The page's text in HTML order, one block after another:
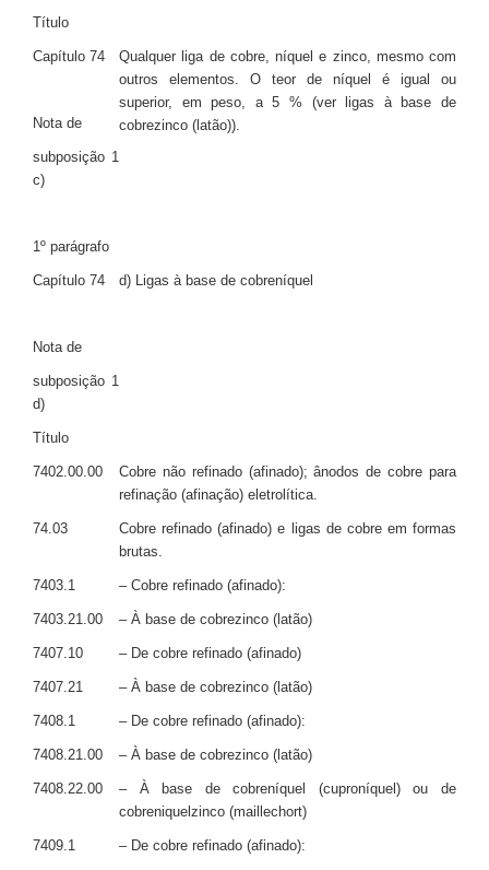
Título
Capítulo 74
Nota de
subposição 1
c)
1º parágrafo
Qualquer liga de cobre, níquel e zinco, mesmo com
outros elementos. O teor de níquel é igual ou
superior, em peso, a 5 % (ver ligas à base de
cobrezinco (latão)).
Capítulo 74
Nota de
subposição 1
d)
Título
d) Ligas à base de cobreníquel
7402.00.00
Cobre não refinado (afinado); ânodos de cobre para
refinação (afinação) eletrolítica.
74.03
Cobre refinado (afinado) e ligas de cobre em formas
brutas.
7403.1 – Cobre refinado (afinado):
7403.21.00 – À base de cobrezinco (latão)
7407.10 – De cobre refinado (afinado)
7407.21 – À base de cobrezinco (latão)
7408.1 – De cobre refinado (afinado):
7408.21.00 – À base de cobrezinco (latão)
7408.22.00
– À base de cobreníquel (cuproníquel) ou de
cobreniquelzinco (maillechort)
7409.1 – De cobre refinado (afinado):